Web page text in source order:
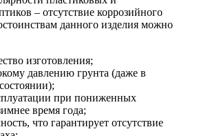
– отсутствие коррозийного
данного изделия можно
изготовления;
давлению грунта (даже в
при пониженных
время года;
что гарантирует отсутствие